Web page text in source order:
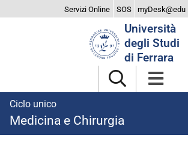
Servizi Online SOS myDesk@edu
Università
degli Studi
di Ferrara
Ciclo unico
Medicina e Chirurgia